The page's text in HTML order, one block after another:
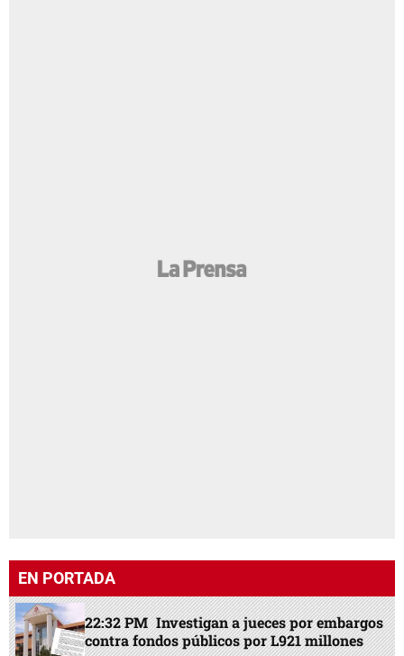
EN PORTADA
22:32 PM Investigan a jueces por embargos
contra fondos públicos por L921 millones